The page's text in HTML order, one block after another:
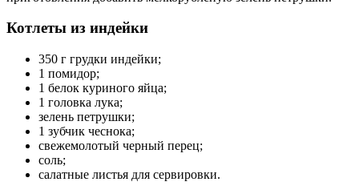
Котлеты из индейки
350 г грудки индейки;
1 помидор;
1 белок куриного яйца;
1 головка лука;
зелень петрушки;
1 зубчик чеснока;
свежемолотый черный перец;
соль;
салатные листья для сервировки.